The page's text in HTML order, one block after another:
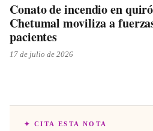
Conato de incendio en
Chetumal moviliza a
pacientes
17 de julio de 2026
✦ CITA ESTA NOTA